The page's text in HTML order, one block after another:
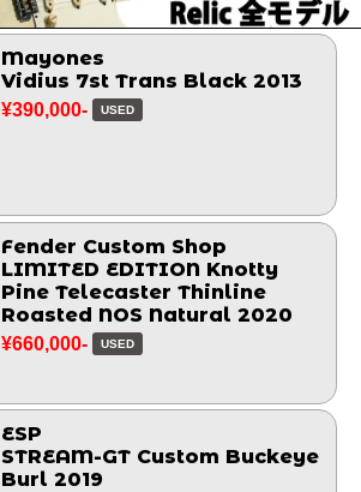
Mayones
Vidius 7st Trans Black 2013
¥390,000- USED
Fender Custom Shop
LIMITED EDITION Knotty
Pine Telecaster Thinline
Roasted NOS Natural 2020
¥660,000- USED
ESP
STREAM-GT Custom Buckeye
Burl 2019